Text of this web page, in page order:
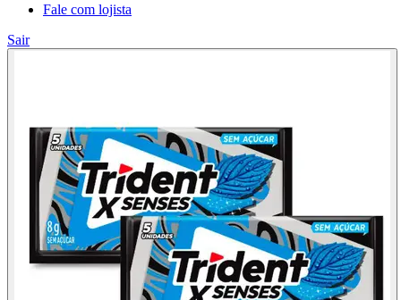
Fale com lojista
Sair